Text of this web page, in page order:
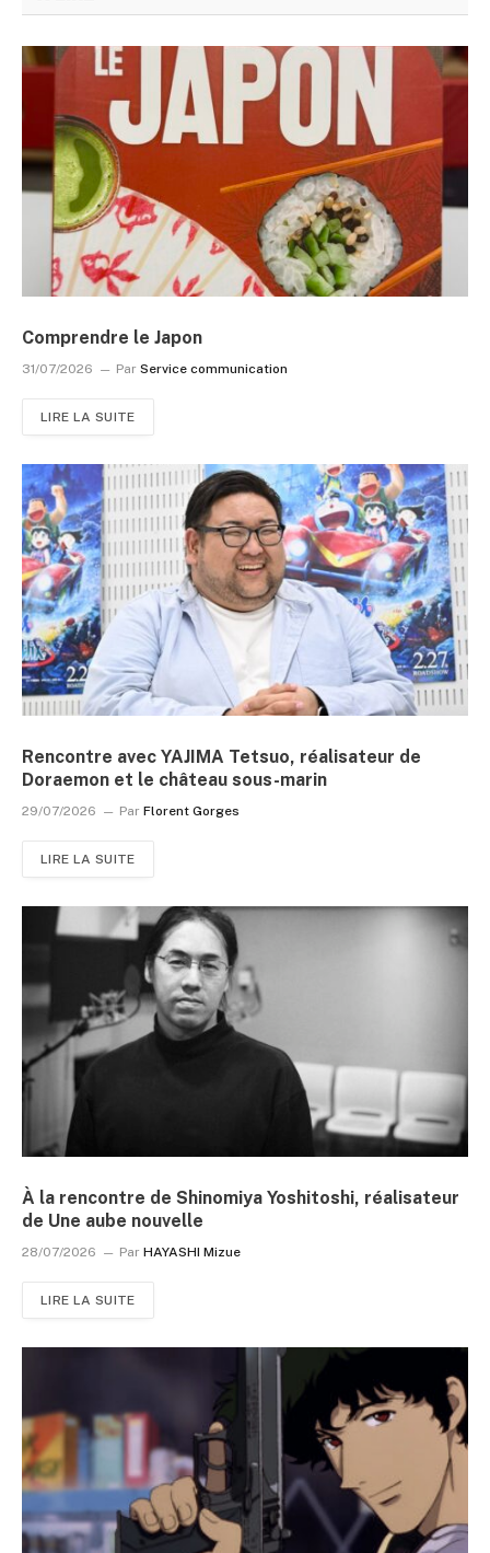
Comprendre le Japon
31/07/2026 Par Service communication
LIRE LA SUITE
Rencontre avec YAJIMA Tetsuo, réalisateur de
Doraemon et le château sous-marin
29/07/2026 Par Florent Gorges
LIRE LA SUITE
À la rencontre de Shinomiya Yoshitoshi, réalisateur
de Une aube nouvelle
28/07/2026 Par HAYASHI Mizue
LIRE LA SUITE